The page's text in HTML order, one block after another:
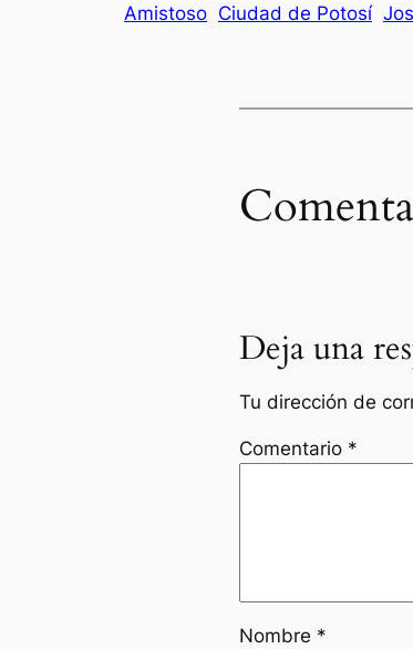
Amistoso Ciudad de Potosí
Deja una
Tu dirección de
Comentario *
Nombre *